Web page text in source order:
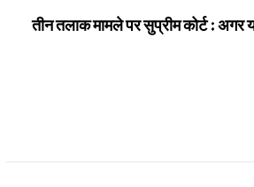
तीन तलाक मामले पर सुप्रीम कोर्ट : अगर